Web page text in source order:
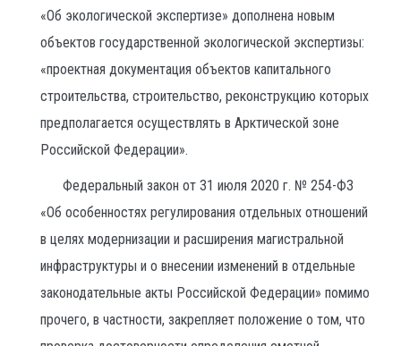
«Об экологической экспертизе» дополнена новым
объектов государственной экологической экспертизы:
«проектная документация объектов капитального
строительства, строительство, реконструкцию которых
предполагается осуществлять в Арктической зоне
Российской Федерации».
Федеральный закон от 31 июля 2020 г. № 254-ФЗ
«Об особенностях регулирования отдельных отношений
в целях модернизации и расширения магистральной
инфраструктуры и о внесении изменений в отдельные
законодательные акты Российской Федерации» помимо
прочего, в частности, закрепляет положение о том, что